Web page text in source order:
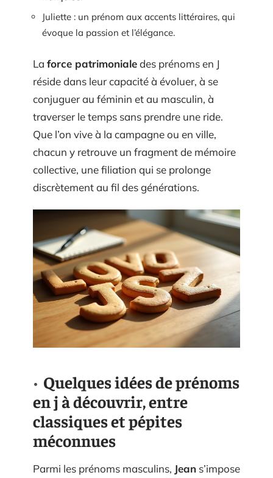
Juliette : un prénom aux accents littéraires, qui
évoque la passion et l’élégance.
La force patrimonialedes prénoms en J
réside dans leur capacité à évoluer, à se
conjuguer au féminin et au masculin, à
traverser le temps sans prendre une ride.
Que l’on vive à la campagne ou en ville,
chacun y retrouve un fragment de mémoire
collective, une filiation qui se prolonge
discrètement au fil des générations.
Quelques idées de prénoms
en j à découvrir, entre
classiques et pépites
méconnues
Parmi les prénoms masculins, Jean s’impose